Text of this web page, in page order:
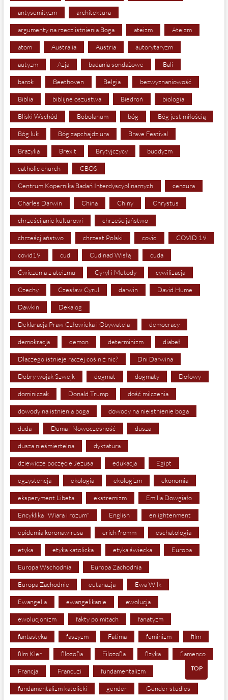
antysemityzm architektura
argumenty na rzecz istnienia Boga ateizm Ateizm
atom Australia Austria autorytaryzm
autyzm Azja badania sondażowe Bali
barok Beethoven Belgia bezwyznaniowość
Biblia biblijne oszustwa Biedroń biologia
Bliski Wschód Bobolanum bóg Bóg jest miłością
Bóg luk Bóg zapchajdziura Brave Festival
Brazylia Brexit Brytyjczycy buddyzm
catholic church CBOS
Centrum Kopernika Badań Interdyscyplinarnych cenzura
Charles Darwin China Chiny Chrystus
chrześcijanie kulturowi chrześcijaństwo
chrześcjiaństwo chrzest Polski covid COVID 19
covid19 cud Cud nad Wisłą cuda
Ćwiczenia z ateizmu Cyryl i Metody cywilizacja
Czechy Czesław Cyrul darwin David Hume
Dawkin Dekalog
Deklaracja Praw Człowieka i Obywatela democracy
demokracja demon determinizm diabeł
Dlaczego istnieje raczej coś niż nic? Dni Darwina
Dobry wojak Szwejk dogmat dogmaty Dołowy
dominiczak Donald Trump dość milczenia
dowody na istnienia boga dowody na nieistnienie boga
duda Duma i Nowoczesność dusza
dusza nieśmiertelna dyktatura
dziewicze poczęcie Jezusa edukacja Egipt
egzystencja ekologia ekologizm ekonomia
eksperyment Libeta ekstremizm Emilia Dowgiało
Encyklika "Wiara i rozum" English enlightenment
epidemia koronawirusa erich fromm eschatologia
etyka etyka katolicka etyka świecka Europa
Europa Wschodnia Europa Zachodnia
Europa Zachodnie eutanazja Ewa Wilk
Ewangelia ewangelikanie ewolucja
ewolucjonizm fakty po mitach fanatyzm
fantastyka faszyzm Fatima feminizm film
film Kler filozofia Filozofia fizyka flamenco
Francja Francuzi fundamentalizm
fundamentalizm katolicki gender Gender studies
TOP